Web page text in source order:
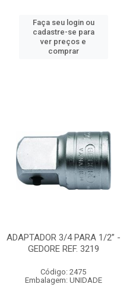
Faça seu login ou
cadastre-se para
ver preços e
comprar
ADAPTADOR 3/4 PARA 1/2” -
GEDORE REF. 3219
Código: 2475
Embalagem: UNIDADE